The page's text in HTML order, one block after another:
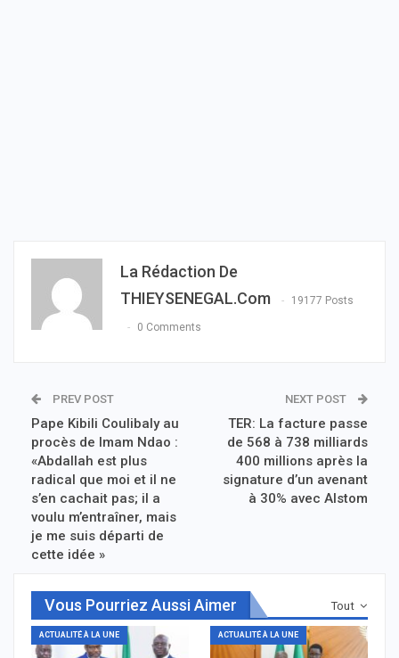
La Rédaction De
THIEYSENEGAL.com
19177 Posts
0 Comments
PREV POST
Pape Kibili Coulibaly au
procès de Imam Ndao :
«Abdallah est plus
radical que moi et il ne
s’en cachait pas; il a
voulu m’entraîner, mais
je me suis départi de
cette idée »
NEXT POST
TER: La facture passe
de 568 à 738 milliards
400 millions après la
signature d’un avenant
à 30% avec Alstom
Tout
Vous Pourriez Aussi Aimer
ACTUALITÉ À LA UNE ACTUALITÉ À LA UNE